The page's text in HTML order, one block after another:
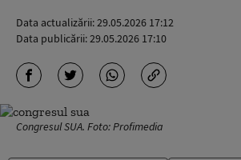
Data actualizării:29.05.2026 17:12
Data publicării:29.05.2026 17:10
Congresul SUA. Foto: Profimedia